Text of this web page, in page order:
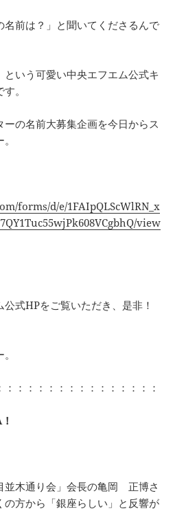
名前は？」と聞いてくださるんで
という可愛い中央エフエム公式キ
。
ーの名前大募集企画を今日からス
forms/d/e/1FAIpQLScWlRN_x
view
式HPをご覧いただき、是非！
：：：：：：：：：：：：：：：
並木通り会」会長の亀岡 正博さ
の方から「銀座らしい」と反響が